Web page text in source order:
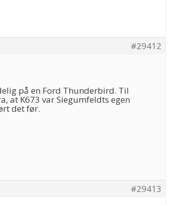
#29412
på en Ford Thunderbird. Til
at K673 var Siegumfeldts egen
det før.
#29413